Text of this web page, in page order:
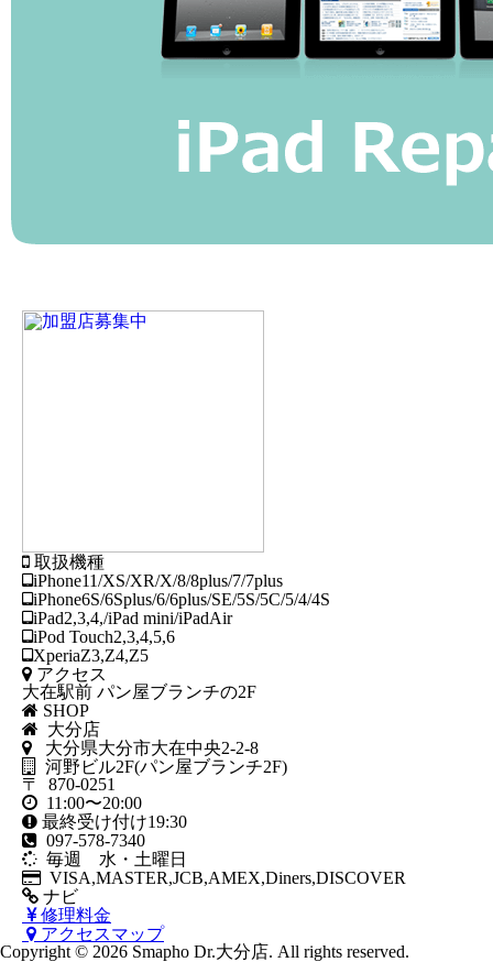
取扱機種
iPhone11/XS/XR/X/8/8plus/7/7plus
iPhone6S/6Splus/6/6plus/SE/5S/5C/5/4/4S
iPad2,3,4,/iPad mini/iPadAir
iPod Touch2,3,4,5,6
XperiaZ3,Z4,Z5
アクセス
大在駅前 パン屋ブランチの2F
SHOP
大分店
大分県大分市大在中央2-2-8
河野ビル2F(パン屋ブランチ2F)
〒 870-0251
11:00〜20:00
最終受け付け19:30
097-578-7340
毎週 水・土曜日
VISA,MASTER,JCB,AMEX,Diners,DISCOVER
ナビ
修理料金
アクセスマップ
Copyright © 2026 Smapho Dr.大分店. All rights reserved.